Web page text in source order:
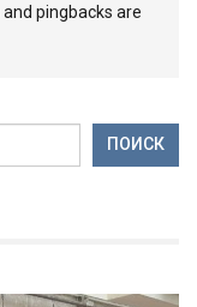
and pingbacks are
ПОИСК